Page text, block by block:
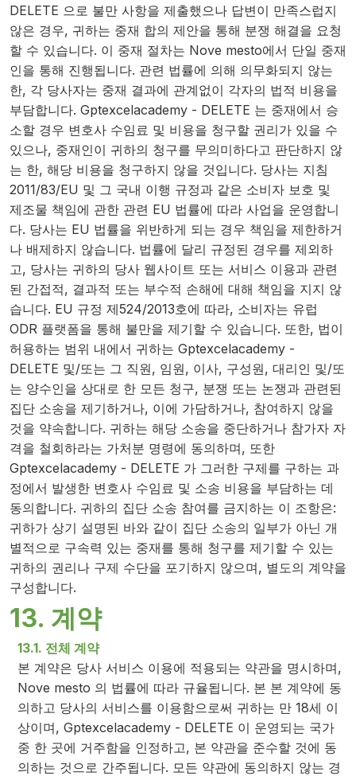
DELETE 으로 불만 사항을 제출했으나 답변이 만족스럽지
않은 경우, 귀하는 중재 합의 제안을 통해 분쟁 해결을 요청
할 수 있습니다. 이 중재 절차는 Nove mesto에서 단일 중재
인을 통해 진행됩니다. 관련 법률에 의해 의무화되지 않는
한, 각 당사자는 중재 결과에 관계없이 각자의 법적 비용을
부담합니다. Gptexcelacademy - DELETE 는 중재에서 승
소할 경우 변호사 수임료 및 비용을 청구할 권리가 있을 수
있으나, 중재인이 귀하의 청구를 무의미하다고 판단하지 않
는 한, 해당 비용을 청구하지 않을 것입니다. 당사는 지침
2011/83/EU 및 그 국내 이행 규정과 같은 소비자 보호 및
제조물 책임에 관한 관련 EU 법률에 따라 사업을 운영합니
다. 당사는 EU 법률을 위반하게 되는 경우 책임을 제한하거
나 배제하지 않습니다. 법률에 달리 규정된 경우를 제외하
고, 당사는 귀하의 당사 웹사이트 또는 서비스 이용과 관련
된 간접적, 결과적 또는 부수적 손해에 대해 책임을 지지 않
습니다. EU 규정 제524/2013호에 따라, 소비자는 유럽
ODR 플랫폼을 통해 불만을 제기할 수 있습니다. 또한, 법이
허용하는 범위 내에서 귀하는 Gptexcelacademy -
DELETE 및/또는 그 직원, 임원, 이사, 구성원, 대리인 및/또
는 양수인을 상대로 한 모든 청구, 분쟁 또는 논쟁과 관련된
집단 소송을 제기하거나, 이에 가담하거나, 참여하지 않을
것을 약속합니다. 귀하는 해당 소송을 중단하거나 참가자 자
격을 철회하라는 가처분 명령에 동의하며, 또한
Gptexcelacademy - DELETE 가 그러한 구제를 구하는 과
정에서 발생한 변호사 수임료 및 소송 비용을 부담하는 데
동의합니다. 귀하의 집단 소송 참여를 금지하는 이 조항은:
귀하가 상기 설명된 바와 같이 집단 소송의 일부가 아닌 개
별적으로 구속력 있는 중재를 통해 청구를 제기할 수 있는
귀하의 권리나 구제 수단을 포기하지 않으며, 별도의 계약을
구성합니다.
13. 계약
13.1. 전체 계약
본 계약은 당사 서비스 이용에 적용되는 약관을 명시하며,
Nove mesto 의 법률에 따라 규율됩니다. 본 본 계약에 동
의하고 당사의 서비스를 이용함으로써 귀하는 만 18세 이
상이며, Gptexcelacademy - DELETE 이 운영되는 국가
중 한 곳에 거주함을 인정하고, 본 약관을 준수할 것에 동
의하는 것으로 간주됩니다. 모든 약관에 동의하지 않는 경